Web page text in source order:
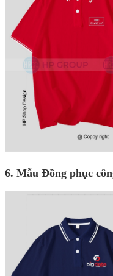
6. Mẫu Đồng phục